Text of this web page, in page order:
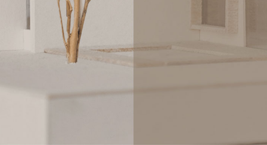
Vous avez besoin d'information supplémentaire,
contactez La Voie, il nous fera plaisir de vous